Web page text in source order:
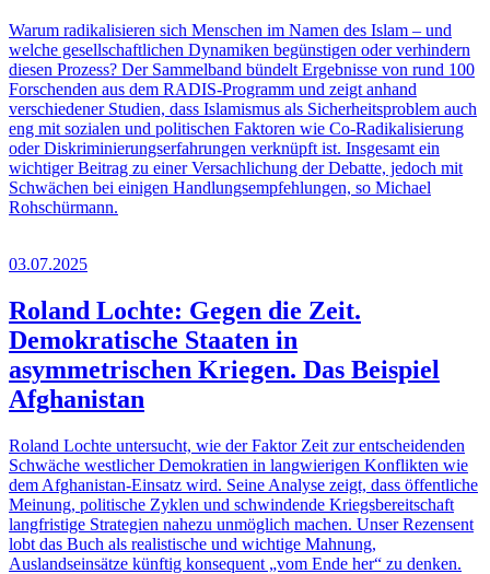
Warum radikalisieren sich Menschen im Namen des Islam – und
welche gesellschaftlichen Dynamiken begünstigen oder verhindern
diesen Prozess? Der Sammelband bündelt Ergebnisse von rund 100
Forschenden aus dem RADIS-Programm und zeigt anhand
verschiedener Studien, dass Islamismus als Sicherheitsproblem auch
eng mit sozialen und politischen Faktoren wie Co-Radikalisierung
oder Diskriminierungserfahrungen verknüpft ist. Insgesamt ein
wichtiger Beitrag zu einer Versachlichung der Debatte, jedoch mit
Schwächen bei einigen Handlungsempfehlungen, so Michael
Rohschürmann.
03.07.2025
Roland Lochte: Gegen die Zeit.
Demokratische Staaten in
asymmetrischen Kriegen. Das Beispiel
Afghanistan
Roland Lochte untersucht, wie der Faktor Zeit zur entscheidenden
Schwäche westlicher Demokratien in langwierigen Konflikten wie
dem Afghanistan-Einsatz wird. Seine Analyse zeigt, dass öffentliche
Meinung, politische Zyklen und schwindende Kriegsbereitschaft
langfristige Strategien nahezu unmöglich machen. Unser Rezensent
lobt das Buch als realistische und wichtige Mahnung,
Auslandseinsätze künftig konsequent „vom Ende her“ zu denken.